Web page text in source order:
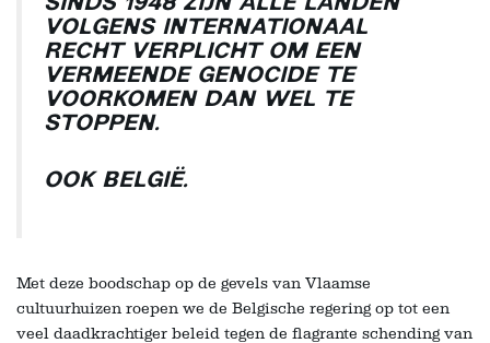
SINDS 1948 ZIJN ALLE LANDEN
VOLGENS INTERNATIONAAL
RECHT VERPLICHT OM EEN
VERMEENDE GENOCIDE TE
VOORKOMEN DAN WEL TE
STOPPEN.
OOK BELGIË.
Met deze boodschap op de gevels van Vlaamse
cultuurhuizen roepen we de Belgische regering op tot een
veel daadkrachtiger beleid tegen de flagrante schending van